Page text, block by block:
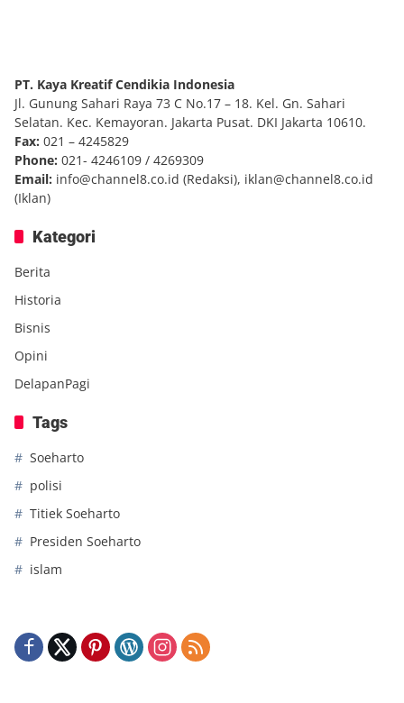
PT. Kaya Kreatif Cendikia Indonesia
Jl. Gunung Sahari Raya 73 C No.17 – 18. Kel. Gn. Sahari
Selatan. Kec. Kemayoran. Jakarta Pusat. DKI Jakarta 10610.
Fax: 021 – 4245829
Phone: 021- 4246109 / 4269309
Email: info@channel8.co.id (Redaksi), iklan@channel8.co.id
(Iklan)
Kategori
Berita
Historia
Bisnis
Opini
DelapanPagi
Tags
Soeharto
polisi
Titiek Soeharto
Presiden Soeharto
islam